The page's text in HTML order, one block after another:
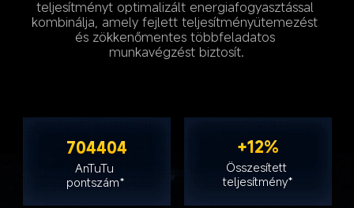
teljesítményt optimalizált energiafogyasztással
kombinálja, amely fejlett teljesítményütemezést
és zökkenőmentes többfeladatos
munkavégzést biztosít.
704404
AnTuTu
pontszám*
+12%
Összesített
teljesítmény*